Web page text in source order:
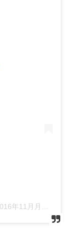
年11月月28日午後6時13分PST